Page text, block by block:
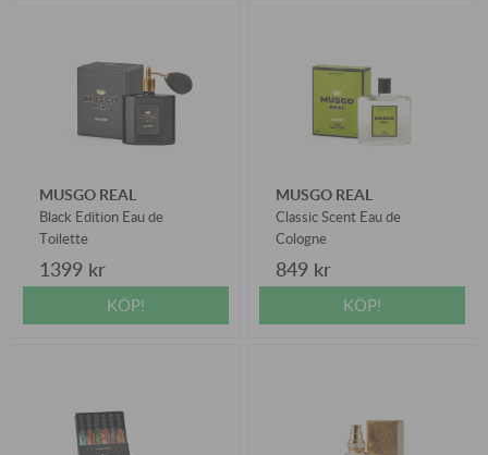
MUSGO REAL
Black Edition Eau de
Toilette
1399 kr
KÖP!
MUSGO REAL
Classic Scent Eau de
Cologne
849 kr
KÖP!